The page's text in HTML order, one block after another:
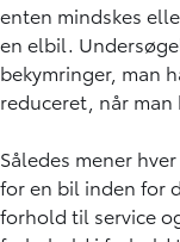
enten mindskes
en elbil.
bekymringer, man
reduceret, når
Således mener
for en bil inden for
forhold til service